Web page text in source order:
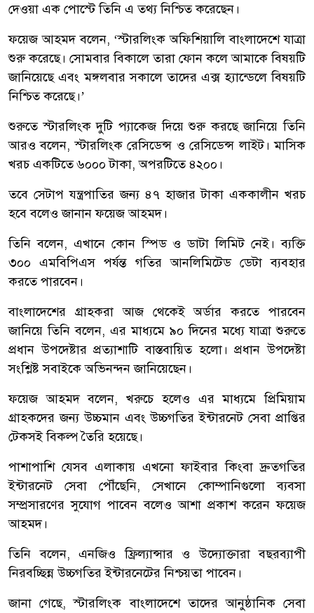
দেওয়া এক পোস্টে তিনি এ তথ্য নিশ্চিত করেছেন।
ফয়েজ আহমদ বলেন, ‘স্টারলিংক অফিশিয়ালি বাংলাদেশে যাত্রা
শুরু করেছে। সোমবার বিকালে তারা ফোন কলে আমাকে বিষয়টি
জানিয়েছে এবং মঙ্গলবার সকালে তাদের এক্স হ্যান্ডেলে বিষয়টি
নিশ্চিত করেছে।’
শুরুতে স্টারলিংক দুটি প্যাকেজ দিয়ে শুরু করছে জানিয়ে তিনি
আরও বলেন, স্টারলিংক রেসিডেন্স ও রেসিডেন্স লাইট। মাসিক
খরচ একটিতে ৬০০০ টাকা, অপরটিতে ৪২০০।
তবে সেটাপ যন্ত্রপাতির জন্য ৪৭ হাজার টাকা এককালীন খরচ
হবে বলেও জানান ফয়েজ আহমদ।
তিনি বলেন, এখানে কোন স্পিড ও ডাটা লিমিট নেই। ব্যক্তি
৩০০ এমবিপিএস পর্যন্ত গতির আনলিমিটেড ডেটা ব্যবহার
করতে পারবেন।
বাংলাদেশের গ্রাহকরা আজ থেকেই অর্ডার করতে পারবেন
জানিয়ে তিনি বলেন, এর মাধ্যমে ৯০ দিনের মধ্যে যাত্রা শুরুতে
প্রধান উপদেষ্টার প্রত্যাশাটি বাস্তবায়িত হলো। প্রধান উপদেষ্টা
সংশ্লিষ্ট সবাইকে অভিনন্দন জানিয়েছেন।
ফয়েজ আহমদ বলেন, খরুচে হলেও এর মাধ্যমে প্রিমিয়াম
গ্রাহকদের জন্য উচ্চমান এবং উচ্চগতির ইন্টারনেট সেবা প্রাপ্তির
টেকসই বিকল্প তৈরি হয়েছে।
পাশাপাশি যেসব এলাকায় এখনো ফাইবার কিংবা দ্রুতগতির
ইন্টারনেট সেবা পৌঁছেনি, সেখানে কোম্পানিগুলো ব্যবসা
সম্প্রসারণের সুযোগ পাবেন বলেও আশা প্রকাশ করেন ফয়েজ
আহমদ।
তিনি বলেন, এনজিও ফ্রিল্যান্সার ও উদ্যোক্তারা বছরব্যাপী
নিরবচ্ছিন্ন উচ্চগতির ইন্টারনেটের নিশ্চয়তা পাবেন।
জানা গেছে, স্টারলিংক বাংলাদেশে তাদের আনুষ্ঠানিক সেবা